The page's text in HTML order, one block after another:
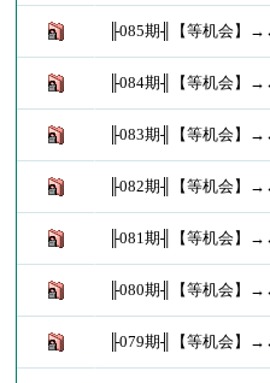
╟085期╢【等机会
╟084期╢【等机会
╟083期╢【等机会
╟082期╢【等机会
╟081期╢【等机会
╟080期╢【等机会
╟079期╢【等机会